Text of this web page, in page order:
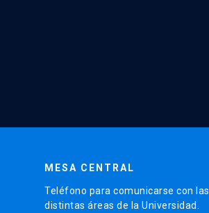
MESA CENTRAL
Teléfono para comunicarse con las
distintas áreas de la Universidad.